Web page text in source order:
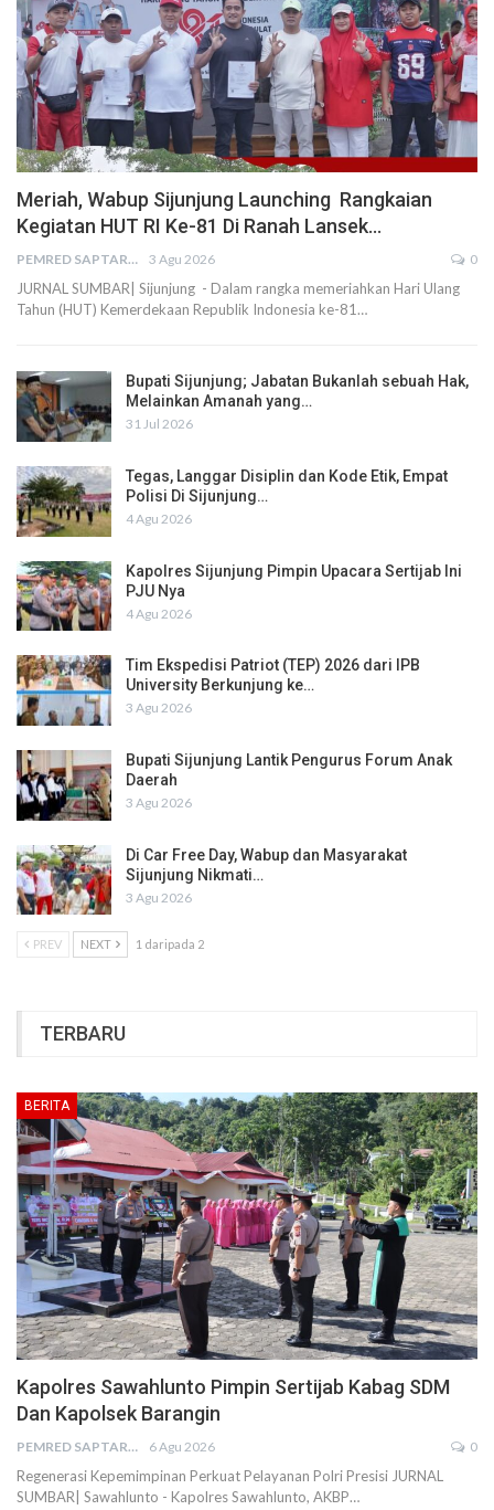
Meriah, Wabup Sijunjung Launching Rangkaian
Kegiatan HUT RI Ke-81 Di Ranah Lansek…
PEMRED SAPTARIUS 3 Agu 2026 0
JURNAL SUMBAR| Sijunjung - Dalam rangka memeriahkan Hari Ulang
Tahun (HUT) Kemerdekaan Republik Indonesia ke-81…
Bupati Sijunjung; Jabatan Bukanlah sebuah Hak,
Melainkan Amanah yang…
31 Jul 2026
Tegas, Langgar Disiplin dan Kode Etik, Empat
Polisi Di Sijunjung…
4 Agu 2026
Kapolres Sijunjung Pimpin Upacara Sertijab Ini
PJU Nya
4 Agu 2026
Tim Ekspedisi Patriot (TEP) 2026 dari IPB
University Berkunjung ke…
3 Agu 2026
Bupati Sijunjung Lantik Pengurus Forum Anak
Daerah
3 Agu 2026
Di Car Free Day, Wabup dan Masyarakat
Sijunjung Nikmati…
3 Agu 2026
PREV NEXT 1 daripada 2
TERBARU
BERITA
Kapolres Sawahlunto Pimpin Sertijab Kabag SDM
Dan Kapolsek Barangin
PEMRED SAPTARIUS 6 Agu 2026 0
Regenerasi Kepemimpinan Perkuat Pelayanan Polri Presisi JURNAL
SUMBAR| Sawahlunto - Kapolres Sawahlunto, AKBP…